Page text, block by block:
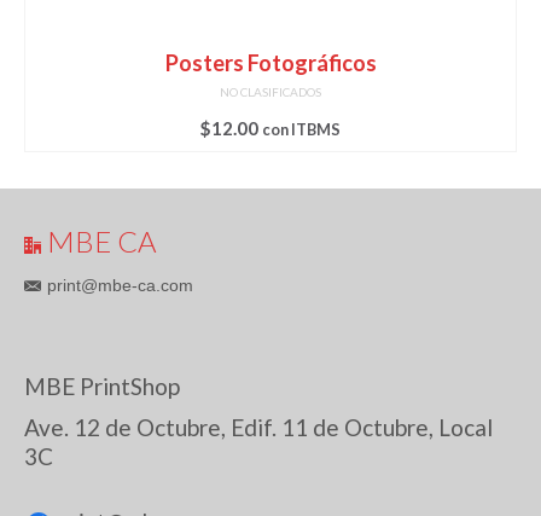
Posters Fotográficos
NO CLASIFICADOS
$12.00 con ITBMS
MBE CA
print@mbe-ca.com
MBE PrintShop
Ave. 12 de Octubre, Edif. 11 de Octubre, Local
3C